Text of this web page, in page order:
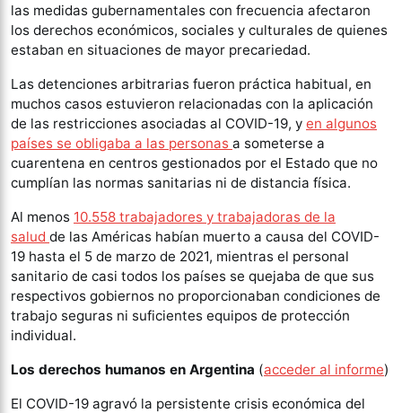
las medidas gubernamentales con frecuencia afectaron
los derechos económicos, sociales y culturales de quienes
estaban en situaciones de mayor precariedad.
Las detenciones arbitrarias fueron práctica habitual, en
muchos casos estuvieron relacionadas con la aplicación
de las restricciones asociadas al COVID-19, y en algunos
países se obligaba a las personas a someterse a
cuarentena en centros gestionados por el Estado que no
cumplían las normas sanitarias ni de distancia física.
Al menos 10.558 trabajadores y trabajadoras de la
salud de las Américas habían muerto a causa del COVID-
19 hasta el 5 de marzo de 2021, mientras el personal
sanitario de casi todos los países se quejaba de que sus
respectivos gobiernos no proporcionaban condiciones de
trabajo seguras ni suficientes equipos de protección
individual.
Los derechos humanos en Argentina (acceder al informe)
El COVID-19 agravó la persistente crisis económica del